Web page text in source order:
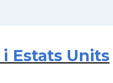
i Estats Units